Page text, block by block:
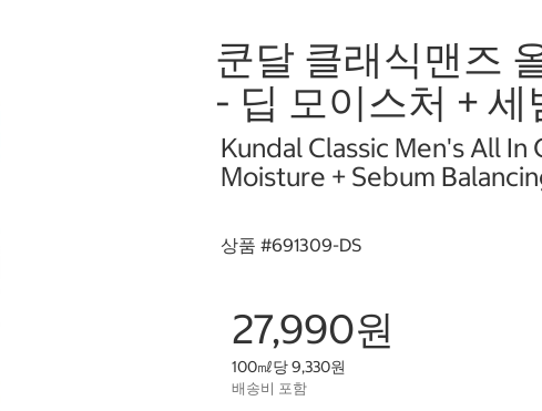
쿤달 클래식맨즈
- 딥 모이스처 + 세
Kundal Classic Men's All
Moisture + Sebum
상품 #691309-DS
27,990원
100㎖당 9,330원
배송비 포함